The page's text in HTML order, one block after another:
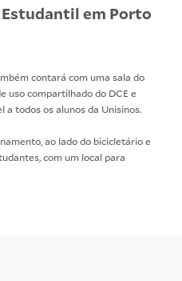
em Porto
contará com uma sala do
uso compartilhado do DCE e
a todos os alunos da Unisinos.
ao lado do bicicletário e
com um local para